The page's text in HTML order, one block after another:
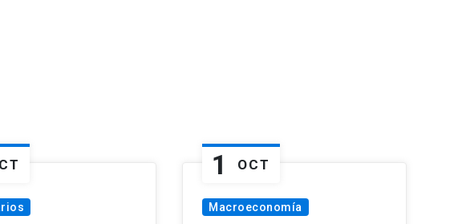
1 OCT
Macroeconomía